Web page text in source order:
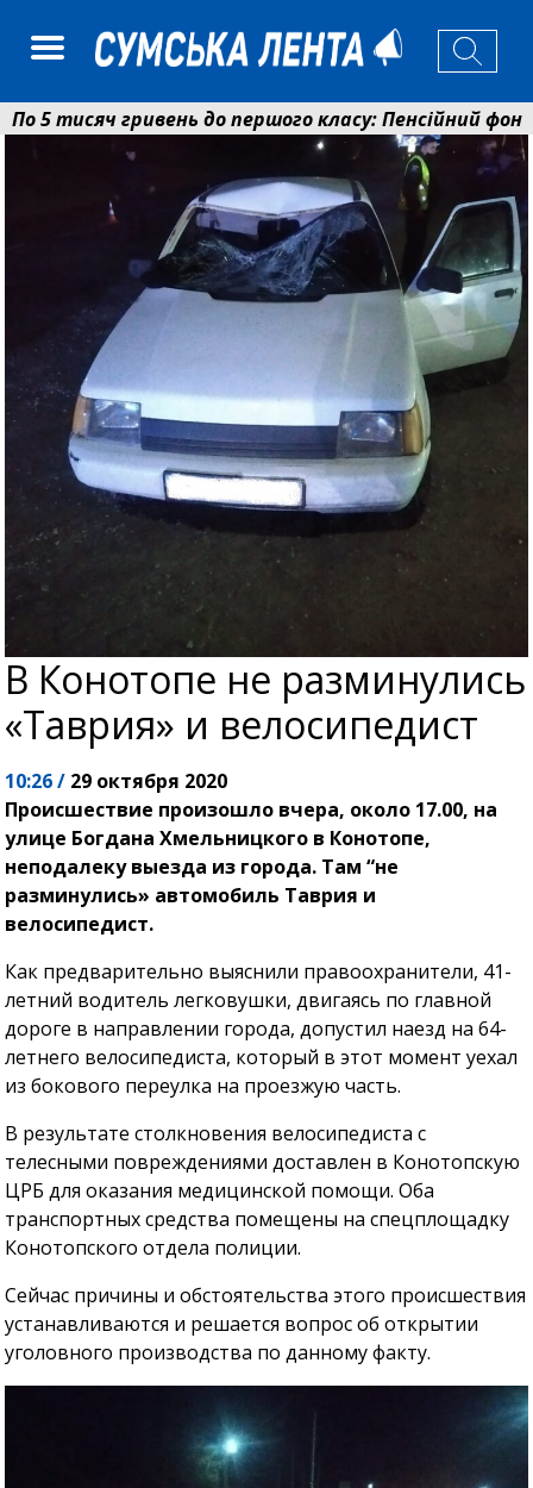
гривень до першого класу: Пенсійний фонд
у Сумах погодили 115 компенсацій на
В Конотопе не разминулись
«Таврия» и велосипедист
10:26 / 29 октября 2020
Происшествие произошло вчера, около 17.00, на
улице Богдана Хмельницкого в Конотопе,
неподалеку выезда из города. Там “не
разминулись» автомобиль Таврия и
велосипедист.
Как предварительно выяснили правоохранители, 41-
летний водитель легковушки, двигаясь по главной
дороге в направлении города, допустил наезд на 64-
летнего велосипедиста, который в этот момент уехал
из бокового переулка на проезжую часть.
В результате столкновения велосипедиста с
телесными повреждениями доставлен в Конотопскую
ЦРБ для оказания медицинской помощи. Оба
транспортных средства помещены на спецплощадку
Конотопского отдела полиции.
Сейчас причины и обстоятельства этого происшествия
устанавливаются и решается вопрос об открытии
уголовного производства по данному факту.